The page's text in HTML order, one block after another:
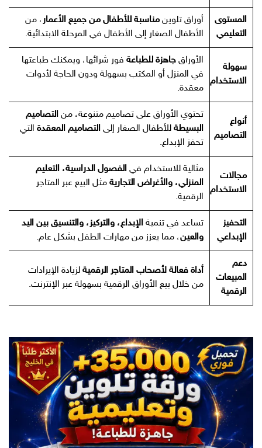
المستوى
التعليمي
أوراق تلوين مناسبة للأطفال من جميع الأعمار ، من
الأطفال الصغار إلى الأطفال في المرحلة الابتدائية.
سهولة
الاستخدام
الأوراق جاهزة للطباعة فور شرائها، ويمكنك طباعتها
في المنزل أو المكتب بسهولة ودون الحاجة لأدوات
معقدة.
أنواع
التصاميم
تحتوي الأوراق على تصاميم متنوعة، من التصاميم
البسيطة للأطفال الصغار إلى التصاميم المعقدة التي
تحفز الإبداع.
مجالات
الاستخدام
مثالية للاستخدام في الفصول الدراسية، التعليم
المنزلي، والأغراض التجارية مثل البيع عبر المتاجر
الرقمية.
التحفيز
الإبداعي
تساعد في تنمية الإبداع، والتركيز، والتنسيق بين اليد
والعين، مما يعزز من مهارات الطفل بشكل عام.
دعم
المبيعات
الرقمية
أداة فعالة لأصحاب المتاجر الرقمية لزيادة الإيرادات
من خلال بيع الأوراق الرقمية بسهولة عبر الإنترنت.